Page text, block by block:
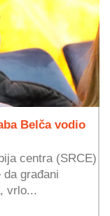
Belča vodio
centra (SRCE)
građani
vrlo...